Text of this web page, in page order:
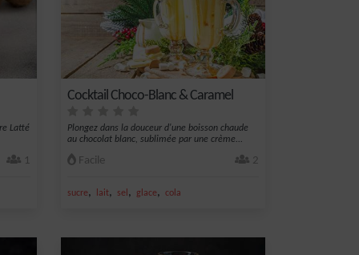
Latté
1
Cocktail Choco-Blanc & Caramel
Plongez dans la douceur d'une boisson chaude
au chocolat blanc, sublimée par une crème...
Facile 2
sucre, lait, sel , glace, cola